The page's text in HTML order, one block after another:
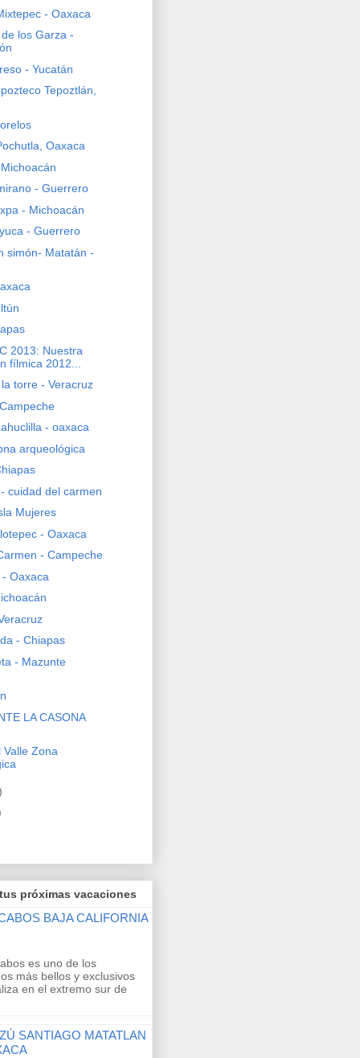
- Oaxaca
los Garza -
- Yucatán
Tepoztlán,
Oaxaca
- Guerrero
- Michoacán
- Guerrero
simón- Matatán -
2013: Nuestra
fílmica 2012...
torre - Veracruz
- oaxaca
arqueológica
cuidad del carmen
Mujeres
- Oaxaca
- Campeche
Oaxaca
- Chiapas
- Mazunte
LA CASONA
Valle Zona
próximas vacaciones
BAJA CALIFORNIA
es uno de los
más bellos y exclusivos
en el extremo sur de
SANTIAGO MATATLAN